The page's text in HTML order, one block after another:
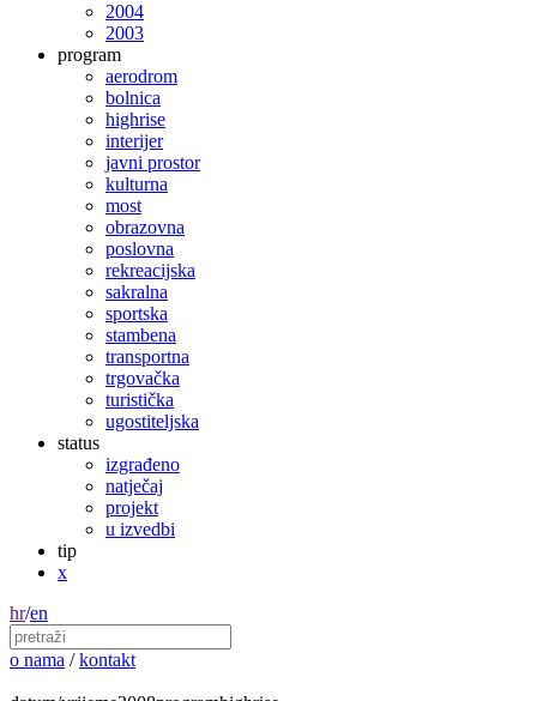
2004
2003
program
aerodrom
bolnica
highrise
interijer
javni prostor
kulturna
most
obrazovna
poslovna
rekreacijska
sakralna
sportska
stambena
transportna
trgovačka
turistička
ugostiteljska
status
izgrađeno
natječaj
projekt
u izvedbi
tip
x
hr/en
o nama / kontakt